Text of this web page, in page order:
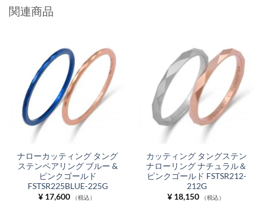
関連商品
ナローカッティング タング
ステンペアリング ブルー &
ピンクゴールド
FSTSR225BLUE-225G
¥17,600 （税込）
カッティング タングステン
ナローリング ナチュラル＆
ピンクゴールド FSTSR212-
212G
¥18,150 （税込）